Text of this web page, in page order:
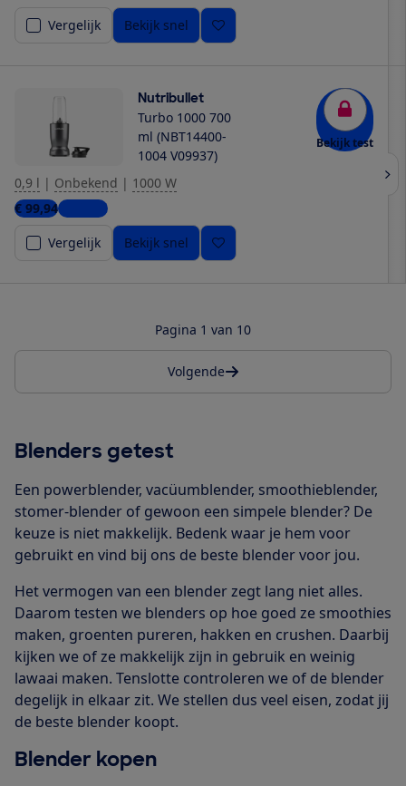
Vergelijk
Bekijk snel
Nutribullet
Turbo 1000 700
ml (NBT14400-
1004 V09937)
Bekijk test
0,9 l | Onbekend | 1000 W
€ 99,941 winkel
Vergelijk
Bekijk snel
Pagina 1 van 10
Volgende
Blenders getest
Een powerblender, vacüumblender, smoothieblender,
stomer-blender of gewoon een simpele blender? De
keuze is niet makkelijk. Bedenk waar je hem voor
gebruikt en vind bij ons de beste blender voor jou.
Het vermogen van een blender zegt lang niet alles.
Daarom testen we blenders op hoe goed ze smoothies
maken, groenten pureren, hakken en crushen. Daarbij
kijken we of ze makkelijk zijn in gebruik en weinig
lawaai maken. Tenslotte controleren we of de blender
degelijk in elkaar zit. We stellen dus veel eisen, zodat jij
de beste blender koopt.
Blender kopen